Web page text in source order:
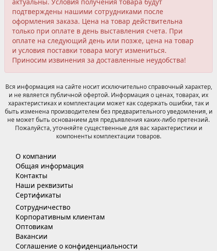
подтверждены нашими сотрудниками после
оформления заказа. Цена на товар действительна
только при оплате в день выставления счета. При
оплате на следующий день или позже, цена на товар
и условия поставки товара могут измениться.
Приносим извинения за доставленные неудобства!
Вся информация на сайте носит исключительно справочный характер,
и не является публичной офертой. Информация о ценах, товарах, их
характеристиках и комплектации может как содержать ошибки, так и
быть изменена производителем без предварительного уведомления, и
не может быть основанием для предъявления каких-либо претензий.
Пожалуйста, уточняйте существенные для вас характеристики и
компоненты комплектации товаров.
О компании
Общая информация
Контакты
Наши реквизиты
Сертификаты
Сотрудничество
Корпоративным клиентам
Оптовикам
Вакансии
Соглашение о конфиденциальности